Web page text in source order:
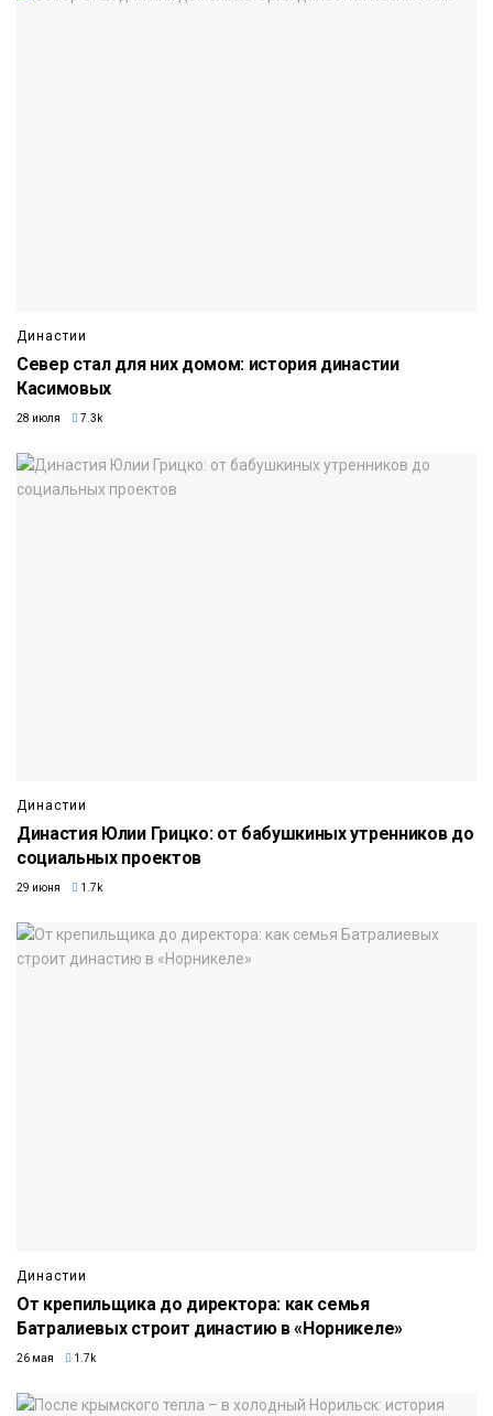
Династии
Север стал для них домом: история династии
Касимовых
28 июля 7.3k
Династии
Династия Юлии Грицко: от бабушкиных утренников до
социальных проектов
29 июня 1.7k
Династии
От крепильщика до директора: как семья
Батралиевых строит династию в «Норникеле»
26 мая 1.7k